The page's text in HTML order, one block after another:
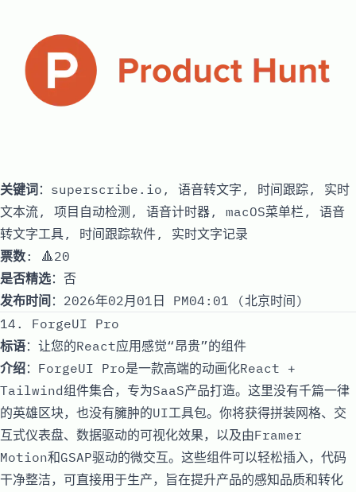
关键词：superscribe.io, 语音转文字, 时间跟踪, 实时
文本流, 项目自动检测, 语音计时器, macOS菜单栏, 语音
转文字工具, 时间跟踪软件, 实时文字记录
票数: 🔺20
是否精选：否
发布时间 ：2026年02月01日 PM04:01 (北京时间)
14. ForgeUI Pro
标语：让您的React应用感觉“昂贵”的组件
介绍：ForgeUI Pro是一款高端的动画化React +
Tailwind组件集合，专为SaaS产品打造。这里没有千篇一律
的英雄区块，也没有臃肿的UI工具包。你将获得拼装网格、交
互式仪表盘、数据驱动的可视化效果，以及由Framer
Motion和GSAP驱动的微交互。这些组件可以轻松插入，代码
干净整洁，可直接用于生产，旨在提升产品的感知品质和转化